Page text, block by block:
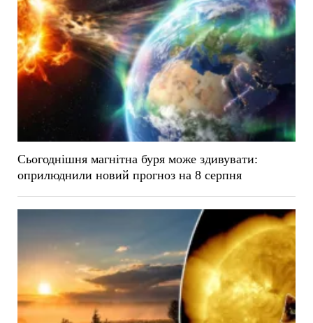
Сьогоднішня магнітна буря може здивувати:
оприлюднили новий прогноз на 8 серпня